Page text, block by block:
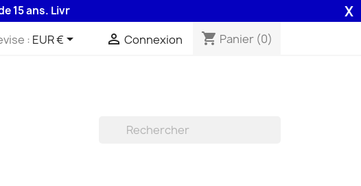
Livraison 48H assurée par la Poste . X
: EUR €  Connexion shopping_cart Panier (0)